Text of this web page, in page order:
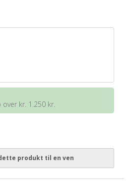
over kr. 1.250 kr.
produkt til en ven